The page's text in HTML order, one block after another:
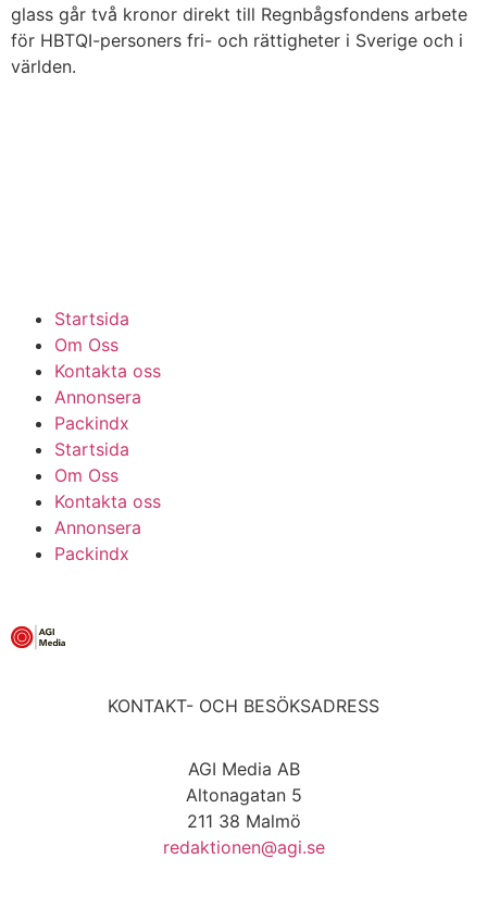
glass går två kronor direkt till Regnbågsfondens arbete
för HBTQI-personers fri- och rättigheter i Sverige och i
världen.
Startsida
Om Oss
Kontakta oss
Annonsera
Packindx
Startsida
Om Oss
Kontakta oss
Annonsera
Packindx
KONTAKT- OCH BESÖKSADRESS
AGI Media AB
Altonagatan 5
211 38 Malmö
redaktionen@agi.se